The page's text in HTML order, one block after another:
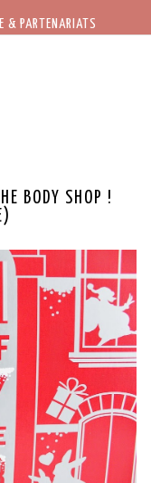
BODY SHOP !
& PARTENARIATS